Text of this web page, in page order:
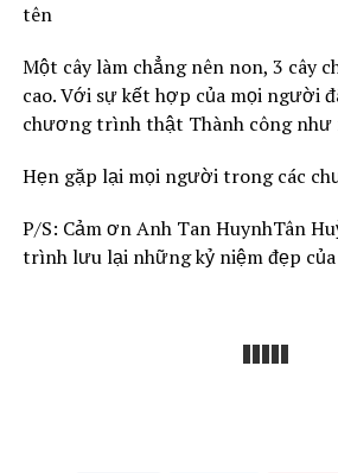
tên
Một cây làm chẳng nên non, 3 cây
cao. Với sự kết hợp của mọi người
chương trình thật Thành công như
Hẹn gặp lại mọi người trong các
P/S: Cảm ơn Anh Tan HuynhTân
trình lưu lại những kỷ niệm đẹp